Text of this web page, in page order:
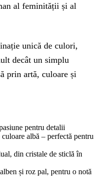
al feminității și al
unică de culori,
decât un simplu
prin artă, culoare și
pentru detalii
albă – perfectă pentru
din cristale de sticlă în
și roz pal, pentru o notă